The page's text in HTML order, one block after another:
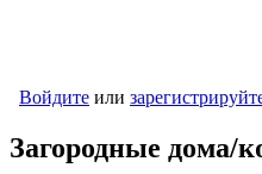
Войдите или
Загородные дома/